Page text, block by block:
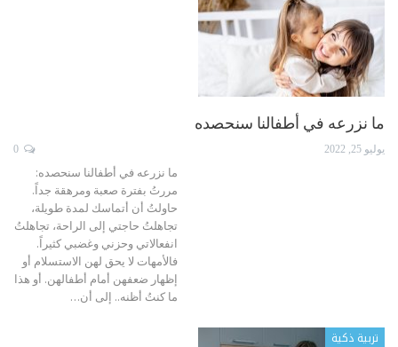
ما نزرعه في أطفالنا سنحصده
يوليو 25, 2022
ما نزرعه في أطفالنا سنحصده:
مررتُ بفترة صعبة ومرهقة جداً.
حاولتُ أن أتماسك لمدة طويلة،
تجاهلتُ حاجتي إلى الراحة، تجاهلتُ
انفعالاتي وحزني وغضبي كثيراً.
فالأمهات لا يحق لهن الاستسلام أو
إظهار ضعفهن أمام أطفالهن. أو هذا
ما كنتُ أظنه.. إلى أن…
تربية ذكية